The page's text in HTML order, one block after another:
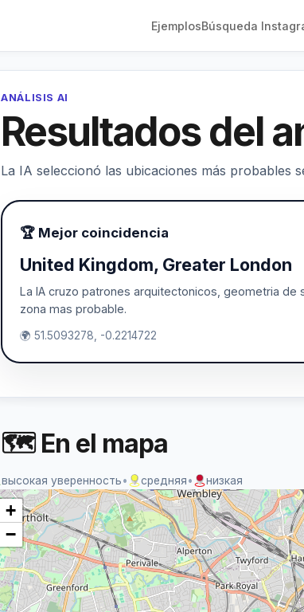
EjemplosBúsqueda
ANÁLISIS AI
Resultados del
La IA seleccionó las ubicaciones más probables
🏆 Mejor coincidencia
United Kingdom, Greater London
La IA cruzo patrones arquitectonicos, geometria de
zona mas probable.
🌍 51.5093278, -0.2214722
🗺 En el mapa
высокая уверенность• средняя• низкая
+
−